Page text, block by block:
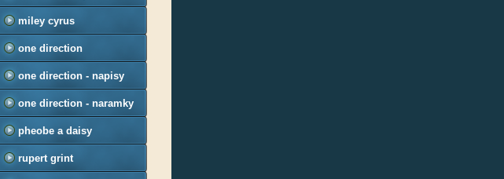
miley cyrus
one direction
one direction - napisy
one direction - naramky
pheobe a daisy
tomlinson
rupert grint